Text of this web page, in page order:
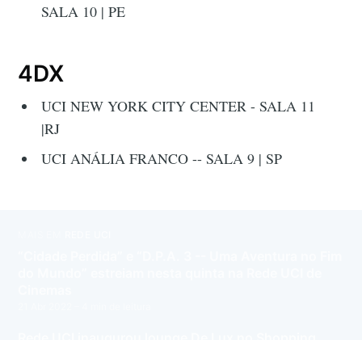
SALA 10 | PE
4DX
UCI NEW YORK CITY CENTER - SALA 11
|RJ
UCI ANÁLIA FRANCO -- SALA 9 | SP